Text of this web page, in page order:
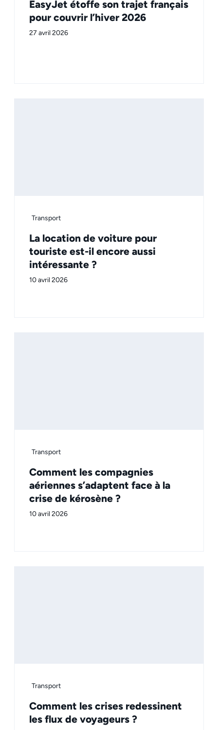
EasyJet étoffe son trajet français
pour couvrir l’hiver 2026
27 avril 2026
Transport
La location de voiture pour
touriste est-il encore aussi
intéressante ?
10 avril 2026
Transport
Comment les compagnies
aériennes s’adaptent face à la
crise de kérosène ?
10 avril 2026
Transport
Comment les crises redessinent
les flux de voyageurs ?